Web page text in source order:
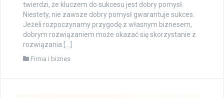
twierdzi, że kluczem do sukcesu jest dobry pomysł.
Niestety, nie zawsze dobry pomysł gwarantuje sukces.
Jeżeli rozpoczynamy przygodę z własnym biznesem,
dobrym rozwiązaniem może okazać się skorzystanie z
rozwiązania […]
Firma i biznes